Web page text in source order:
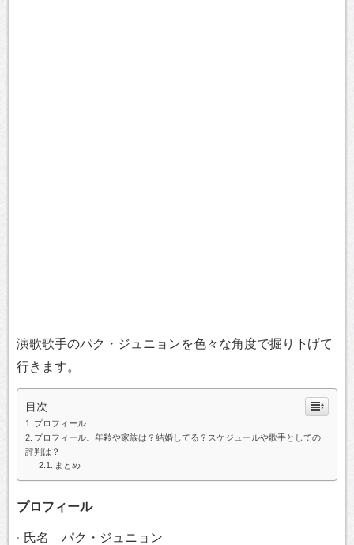
演歌歌手のパク・ジュニョンを色々な角度で掘り下げて
行きます。
目次
プロフィール
プロフィール。年齢や家族は？結婚してる？スケジュールや歌手としての
評判は？
まとめ
プロフィール
氏名 パク・ジュニョン